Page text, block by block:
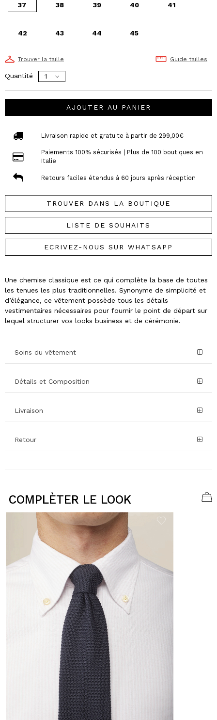
37 38 39 40 41
42 43 44 45
Trouver la taille Guide tailles
Quantité
AJOUTER AU PANIER
Livraison rapide et gratuite à partir de 299,00€
Paiements 100% sécurisés | Plus de 100 boutiques en
Italie
Retours faciles étendus à 60 jours après réception
TROUVER DANS LA BOUTIQUE
LISTE DE SOUHAITS
ECRIVEZ-NOUS SUR WHATSAPP
Une chemise classique est ce qui complète la base de toutes
les tenues les plus traditionnelles. Synonyme de simplicité et
d’élégance, ce vêtement possède tous les détails
vestimentaires nécessaires pour fournir le point de départ sur
lequel structurer vos looks business et de cérémonie.
Soins du vêtement
Détails et Composition
Livraison
Retour
COMPLÈTER LE LOOK